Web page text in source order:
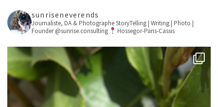
sunriseneverends
Journaliste, DA & PhotographeStoryTelling | Writing | Photo |
Founder @sunrise.consulting
Hossegor-Paris-Cassis